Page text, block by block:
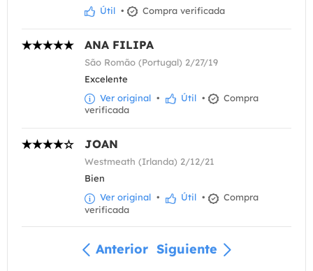
Útil • Compra verificada
ANA FILIPA
São Romão (Portugal) 2/27/19
Excelente
Ver original • Útil •
Compra
verificada
JOAN
Westmeath (Irlanda) 2/12/21
Bien
Ver original • Útil •
Compra
verificada
Anterior Siguiente